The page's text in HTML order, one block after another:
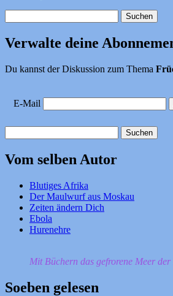
nach:
Verwalte deine
Du kannst der Diskussion zum Thema
E-Mail
nach:
Vom selben Autor
Blutiges Afrika
Der Maulwurf aus Moskau
Zeiten ändern Dich
Ebola
Hurenehre
Mit Büchern das gefrorene Meer
Soeben gelesen